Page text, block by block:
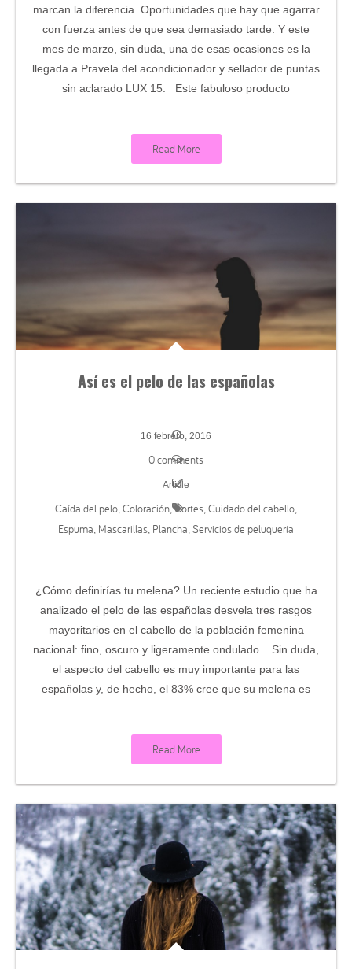
marcan la diferencia. Oportunidades que hay que agarrar
con fuerza antes de que sea demasiado tarde. Y este
mes de marzo, sin duda, una de esas ocasiones es la
llegada a Pravela del acondicionador y sellador de puntas
sin aclarado LUX 15. Este fabuloso producto
Read More
Así es el pelo de las españolas
16 febrero, 2016
0 comments
Article
Caída del pelo, Coloración,Cortes, Cuidado del cabello,
Espuma, Mascarillas, Plancha, Servicios de peluquería
¿Cómo definirías tu melena? Un reciente estudio que ha
analizado el pelo de las españolas desvela tres rasgos
mayoritarios en el cabello de la población femenina
nacional: fino, oscuro y ligeramente ondulado. Sin duda,
el aspecto del cabello es muy importante para las
españolas y, de hecho, el 83% cree que su melena es
Read More